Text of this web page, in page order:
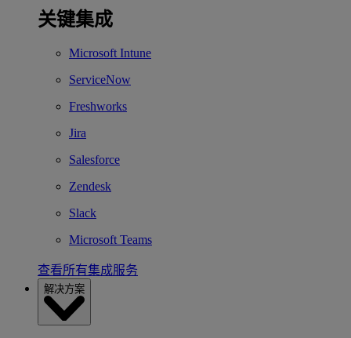
关键集成
Microsoft Intune
ServiceNow
Freshworks
Jira
Salesforce
Zendesk
Slack
Microsoft Teams
查看所有集成服务
解决方案